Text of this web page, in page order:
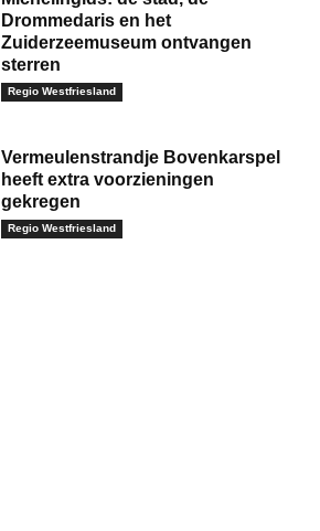
Drommedaris en het
Zuiderzeemuseum ontvangen
sterren
Regio Westfriesland
Vermeulenstrandje Bovenkarspel
heeft extra voorzieningen
gekregen
Regio Westfriesland